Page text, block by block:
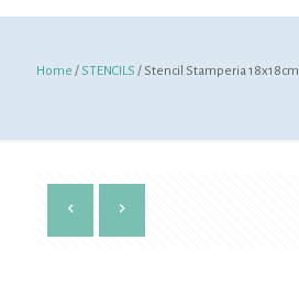
Home / STENCILS / Stencil Stamperia